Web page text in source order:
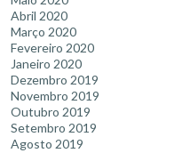
Abril 2020
Março 2020
Fevereiro 2020
Janeiro 2020
Dezembro 2019
Novembro 2019
Outubro 2019
Setembro 2019
Agosto 2019